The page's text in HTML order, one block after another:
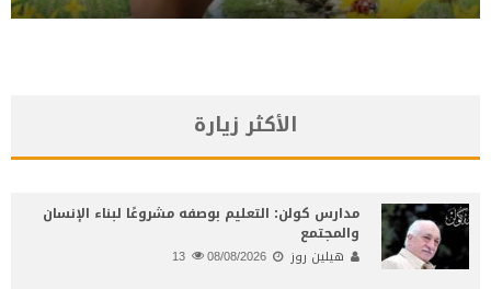
الأكثر زيارة
مدارس كولن: التعليم بوصفه مشروعًا لبناء الإنسان
والمجتمع
هيلين روز 08/08/2026